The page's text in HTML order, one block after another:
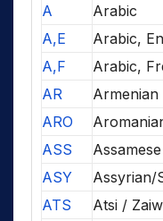
A
Arabic
A,E
Arabic,
A,F
Arabic,
AR
Armenian
ARO
ASS
Assamese
ASY
Assyrian/
ATS
Atsi /